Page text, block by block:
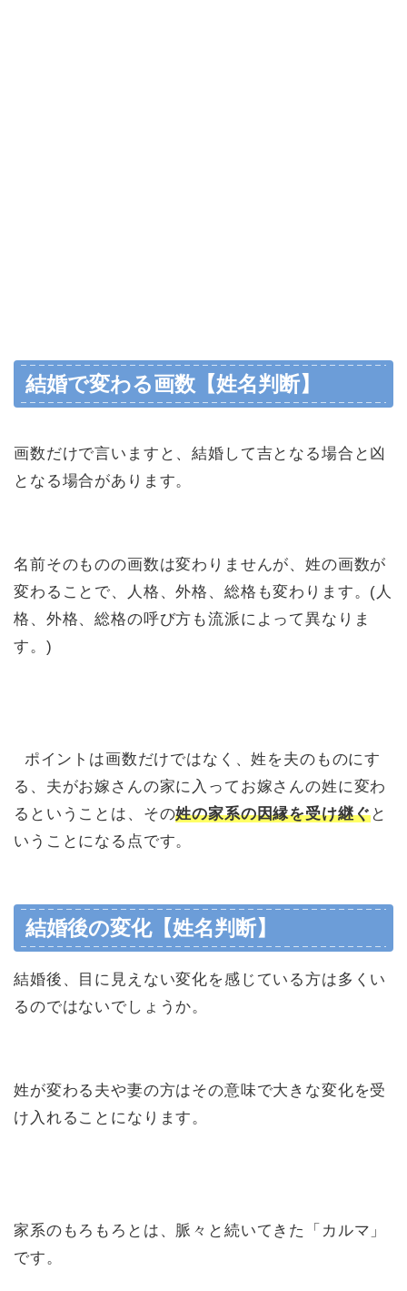
結婚で変わる画数【姓名判断】
画数だけで言いますと、結婚して吉となる場合と凶
となる場合があります。
名前そのものの画数は変わりませんが、姓の画数が
変わることで、人格、外格、総格も変わります。(人
格、外格、総格の呼び方も流派によって異なりま
す。)
ポイントは画数だけではなく、姓を夫のものにす
る、夫がお嫁さんの家に入ってお嫁さんの姓に変わ
るということは、その姓の家系の因縁を受け継ぐと
いうことになる点です。
結婚後の変化【姓名判断】
結婚後、目に見えない変化を感じている方は多くい
るのではないでしょうか。
姓が変わる夫や妻の方はその意味で大きな変化を受
け入れることになります。
家系のもろもろとは、脈々と続いてきた「カルマ」
です。